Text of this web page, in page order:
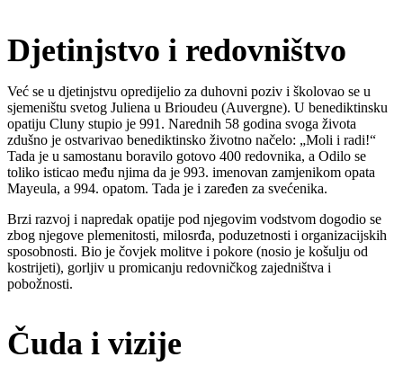
Djetinjstvo i redovništvo
Već se u djetinjstvu opredijelio za duhovni poziv i školovao se u
sjemeništu svetog Juliena u Brioudeu (Auvergne). U benediktinsku
opatiju Cluny stupio je 991. Narednih 58 godina svoga života
zdušno je ostvarivao benediktinsko životno načelo: „Moli i radi!“
Tada je u samostanu boravilo gotovo 400 redovnika, a Odilo se
toliko isticao među njima da je 993. imenovan zamjenikom opata
Mayeula, a 994. opatom. Tada je i zaređen za svećenika.
Brzi razvoj i napredak opatije pod njegovim vodstvom dogodio se
zbog njegove plemenitosti, milosrđa, poduzetnosti i organizacijskih
sposobnosti. Bio je čovjek molitve i pokore (nosio je košulju od
kostrijeti), gorljiv u promicanju redovničkog zajedništva i
pobožnosti.
Čuda i vizije